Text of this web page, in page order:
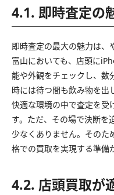
4.1. 即時査定の
即時査定の最大の魅力は、
富山においても、店頭に
能や外観をチェックし、数
時には待つ間も飲み物を出
快適な環境の中で査定を受
す。ただ、その場で決断を
少なくありません。そのた
格での買取を実現する準備
4.2. 店頭買取が